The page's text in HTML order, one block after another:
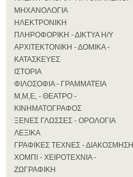
ΜΗΧΑΝΟΛΟΓΙΑ
ΗΛΕΚΤΡΟΝΙΚΗ
ΠΛΗΡΟΦΟΡΙΚΗ - ΔΙΚΤΥΑ Η/Υ
ΑΡΧΙΤΕΚΤΟΝΙΚΗ - ΔΟΜΙΚΑ -
ΚΑΤΑΣΚΕΥΕΣ
ΙΣΤΟΡΙΑ
ΦΙΛΟΣΟΦΙΑ - ΓΡΑΜΜΑΤΕΙΑ
Μ,Μ,Ε, - ΘΕΑΤΡΟ -
ΚΙΝΗΜΑΤΟΓΡΑΦΟΣ
ΞΕΝΕΣ ΓΛΩΣΣΕΣ - ΟΡΟΛΟΓΙΑ
ΛΕΞΙΚΑ
ΓΡΑΦΙΚΕΣ ΤΕΧΝΕΣ - ΔΙΑΚΟΣΜΗΣΗ
ΧΟΜΠΙ - ΧΕΙΡΟΤΕΧΝΙΑ -
ΖΩΓΡΑΦΙΚΗ